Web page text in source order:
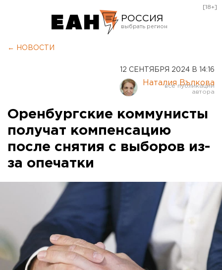
РОССИЯ
Курган
Оренбург
[18+]
← НОВОСТИ
12 СЕНТЯБРЯ 2024 В 14:16
Наталия Вълкова
Оренбургские коммунисты
получат компенсацию
после снятия с выборов из-
за опечатки